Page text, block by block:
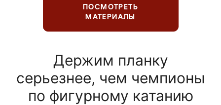
ПОСМОТРЕТЬ
МАТЕРИАЛЫ
Держим планку
серьезнее, чем чемпионы
по фигурному катанию